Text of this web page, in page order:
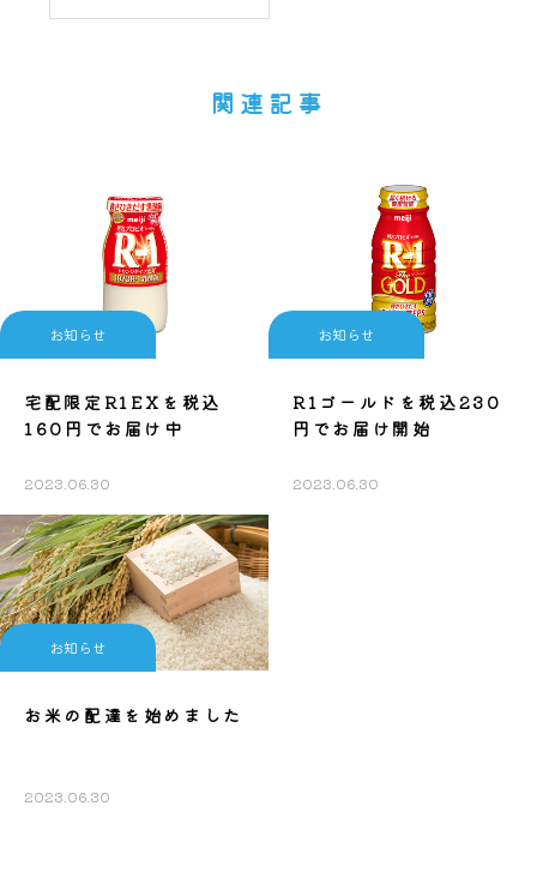
関連記事
お知らせ
宅配限定R1EXを税込
160円でお届け中
2023.06.30
お知らせ
R1ゴールドを税込230
円でお届け開始
2023.06.30
お知らせ
お米の配達を始めました
2023.06.30